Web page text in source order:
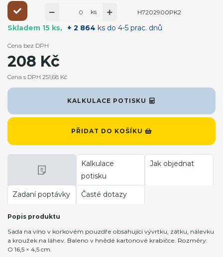
Skladem 15 ks + 2 864 ks do 4-5 prac. dnů
ks H7202900PK2
KALKULACE POTISKU
PŘIDAT DO KOŠÍKU
Cena bez DPH
208 Kč
Cena s DPH 251,68 Kč
Kalkulace
potisku
Jak objednat
Zadaní poptávky Časté dotazy
Popis produktu
Sada na víno v korkovém pouzdře obsahující vývrtku, zátku, nálevku
a kroužek na láhev. Baleno v hnědé kartonové krabičce. Rozměry:
O 16,5 × 4,5 cm.